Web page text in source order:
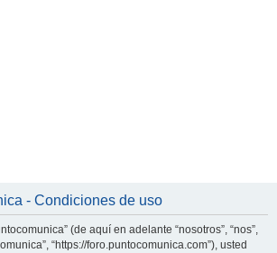
- Condiciones de uso
(de aquí en adelante “nosotros”, “nos”,
“https://foro.puntocomunica.com”), usted